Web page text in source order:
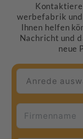
werbefabrik und
Ihnen helfen
Nachricht und
neue